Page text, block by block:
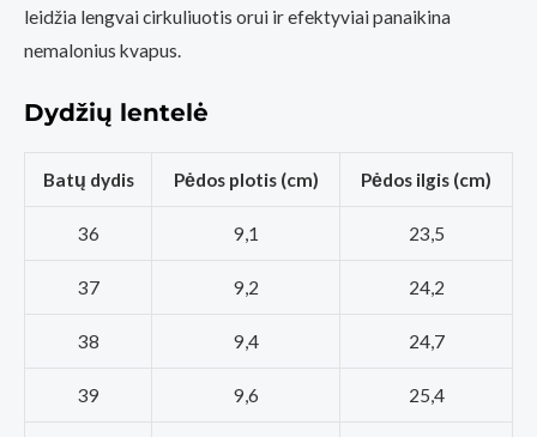
leidžia lengvai cirkuliuotis orui ir efektyviai panaikina
nemalonius kvapus.
Dydžių lentelė
Batų dydis Pėdos plotis (cm) Pėdos ilgis (cm)
36 9,1 23,5
37 9,2 24,2
38 9,4 24,7
39 9,6 25,4